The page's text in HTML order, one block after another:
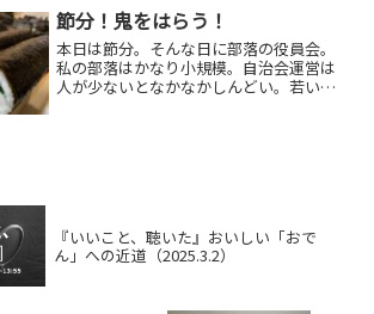
がりして困っています。どんだけ景気悪
いねん。第三のビールの値...
節分！鬼をはらう！
本日は節分。そんな日に部落の役員会。
私の部落はかなり小規模。自治会運営は
人が少ないとなかなかしんどい。若い
『いいこと、聴いた』おいしい「おで
ん」への近道（2025.3.2）